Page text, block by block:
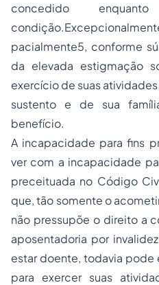
concedido
pacialmente5, conforme
da elevada estigmação
exercício de suas
sustento e de sua
benefício.
A incapacidade para fins
ver com a incapacidade
preceituada no Código
que, tão somente o
não pressupõe o direito a
aposentadoria por
estar doente, todavia
para exercer suas